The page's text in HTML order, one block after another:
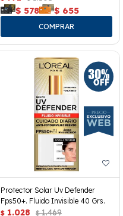
$ 578 $ 655
Protector Solar Uv Defender
Fps50+. Fluido Invisible 40 Grs.
$ 1.028 $ 1.469